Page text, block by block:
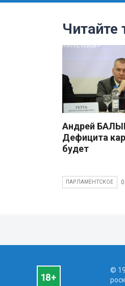
Читайте
Андрей
Дефицита
будет
ПАРЛАМЕНТСКОЕ
©